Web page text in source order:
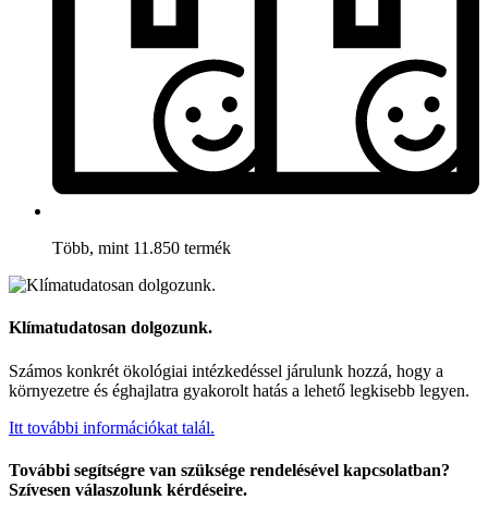
Több, mint 11.850 termék
Klímatudatosan dolgozunk.
Számos konkrét ökológiai intézkedéssel járulunk hozzá, hogy a
környezetre és éghajlatra gyakorolt hatás a lehető legkisebb legyen.
Itt további információkat talál.
További segítségre van szüksége rendelésével kapcsolatban?
Szívesen válaszolunk kérdéseire.